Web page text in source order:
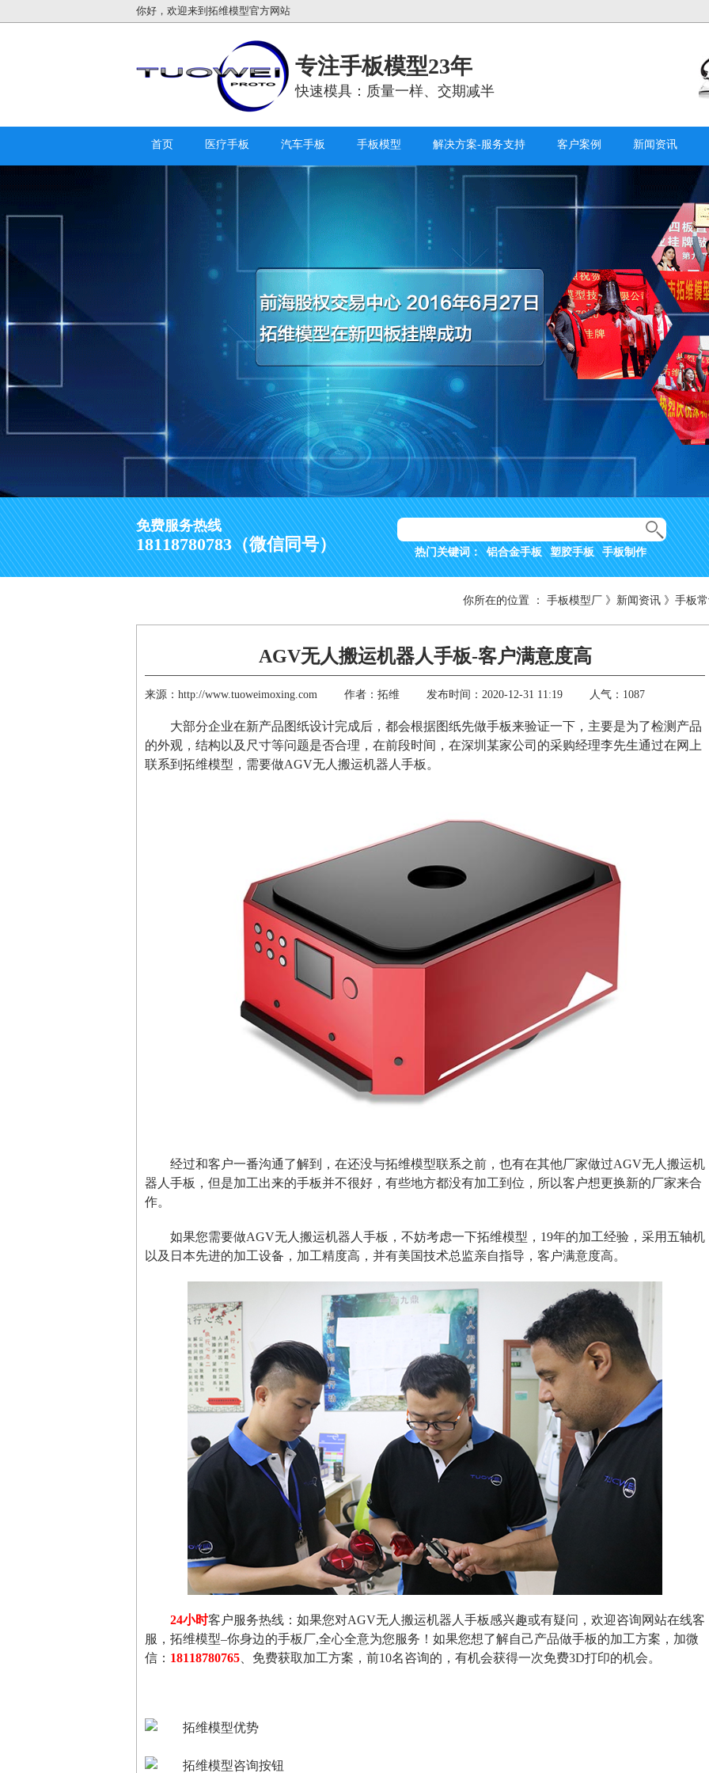
你好，欢迎来到拓维模型官方网站
专注手板模型23年
快速模具：质量一样、交期减半
首页 医疗手板 汽车手板 手板模型 解决方案-服务支持 客户案例 新闻资讯
免费服务热线
18118780783（微信同号） 热门关键词： 铝合金手板 塑胶手板 手板制作
你所在的位置 ： 手板模型厂 》 新闻资讯 》 手板
AGV无人搬运机器人手板-客户满意度高
来源：http://www.tuoweimoxing.com 作者：拓维 发布时间：2020-12-31 11:19 人气：1087
大部分企业在新产品图纸设计完成后，都会根据图纸先做手板来验证一下，主要是为了检测产品
的外观，结构以及尺寸等问题是否合理，在前段时间，在深圳某家公司的采购经理李先生通过在网上
联系到拓维模型，需要做AGV无人搬运机器人手板。
经过和客户一番沟通了解到，在还没与拓维模型联系之前，也有在其他厂家做过AGV无人搬运机
器人手板，但是加工出来的手板并不很好，有些地方都没有加工到位，所以客户想更换新的厂家来合
作。
如果您需要做AGV无人搬运机器人手板，不妨考虑一下拓维模型，19年的加工经验，采用五轴机
以及日本先进的加工设备，加工精度高，并有美国技术总监亲自指导，客户满意度高。
24小时客户服务热线：如果您对AGV无人搬运机器人手板感兴趣或有疑问，欢迎咨询网站在线客
服，拓维模型–你身边的手板厂,全心全意为您服务！如果您想了解自己产品做手板的加工方案，加微
信： 18118780765 、免费获取加工方案，前10名咨询的，有机会获得一次免费3D打印的机会。